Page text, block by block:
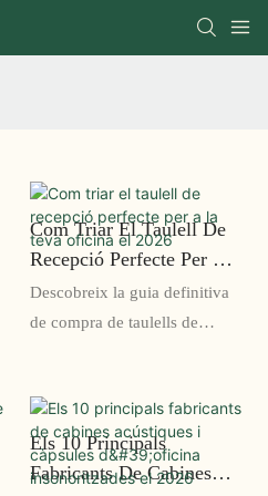
Com Triar El Taulell De
Recepció Perfecte Per A
La Teva Oficina El 2026
Descobreix la guia definitiva
de compra de taulells de
tendències de disseny i els
consells d'experts per triar el
taulell de recepció d'oficina
Els 10 Principals
Fabricants De Cabines